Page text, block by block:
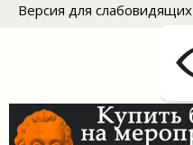
Версия для слабовидящих